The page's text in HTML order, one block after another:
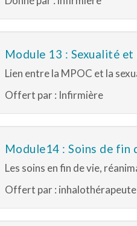
Module 13 : Sexualité
Lien entre la MPOC et la
Offert par : Infirmière
Module14 : Soins de fin
Les soins en fin de vie,
Offert par :